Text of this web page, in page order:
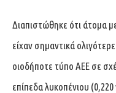
Διαπιστώθηκε ότι άτομα
είχαν σημαντικά
οιοδήποτε τύπο ΑΕΕ σε
επίπεδα λυκοπένιου